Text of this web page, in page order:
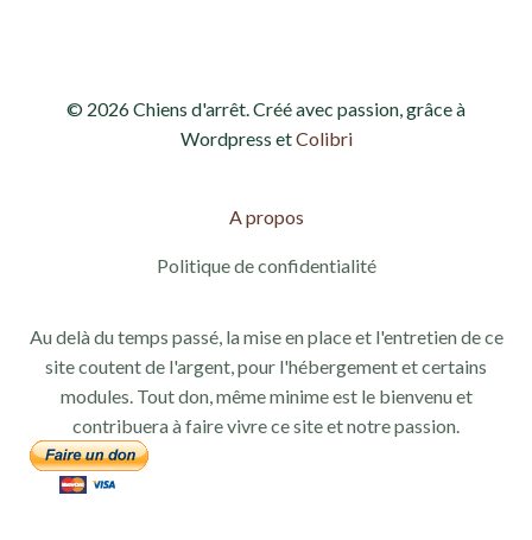
© 2026 Chiens d'arrêt. Créé avec passion, grâce à
Wordpress etColibri
A propos
Politique de confidentialité
Au delà du temps passé, la mise en place et l'entretien de ce
site coutent de l'argent, pour l'hébergement et certains
modules. Tout don, même minime est le bienvenu et
contribuera à faire vivre ce site et notre passion.